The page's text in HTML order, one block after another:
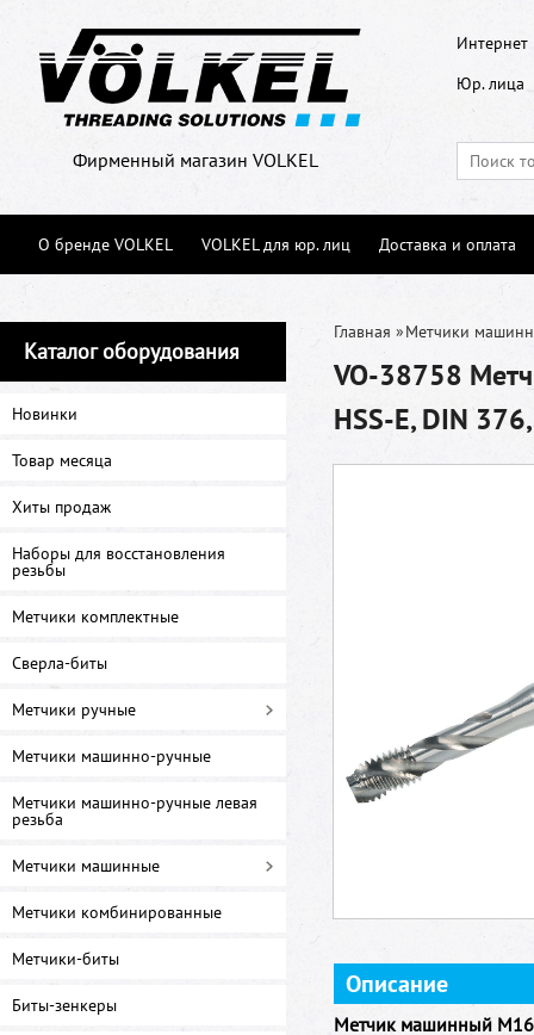
Фирменный магазин VOLKEL
Интернет
Юр. лица
О бренде VOLKEL VOLKEL для юр. лиц Доставка и оплата
Каталог оборудования
Новинки
Товар месяца
Хиты продаж
Наборы для восстановления
резьбы
Метчики комплектные
Сверла-биты
Метчики ручные
Метчики машинно-ручные
Метчики машинно-ручные левая
резьба
Метчики машинные
Метчики комбинированные
Метчики-биты
Биты-зенкеры
Главная »Метчики
VO-38758
HSS-E, DIN
Описание
Метчик машинный M16